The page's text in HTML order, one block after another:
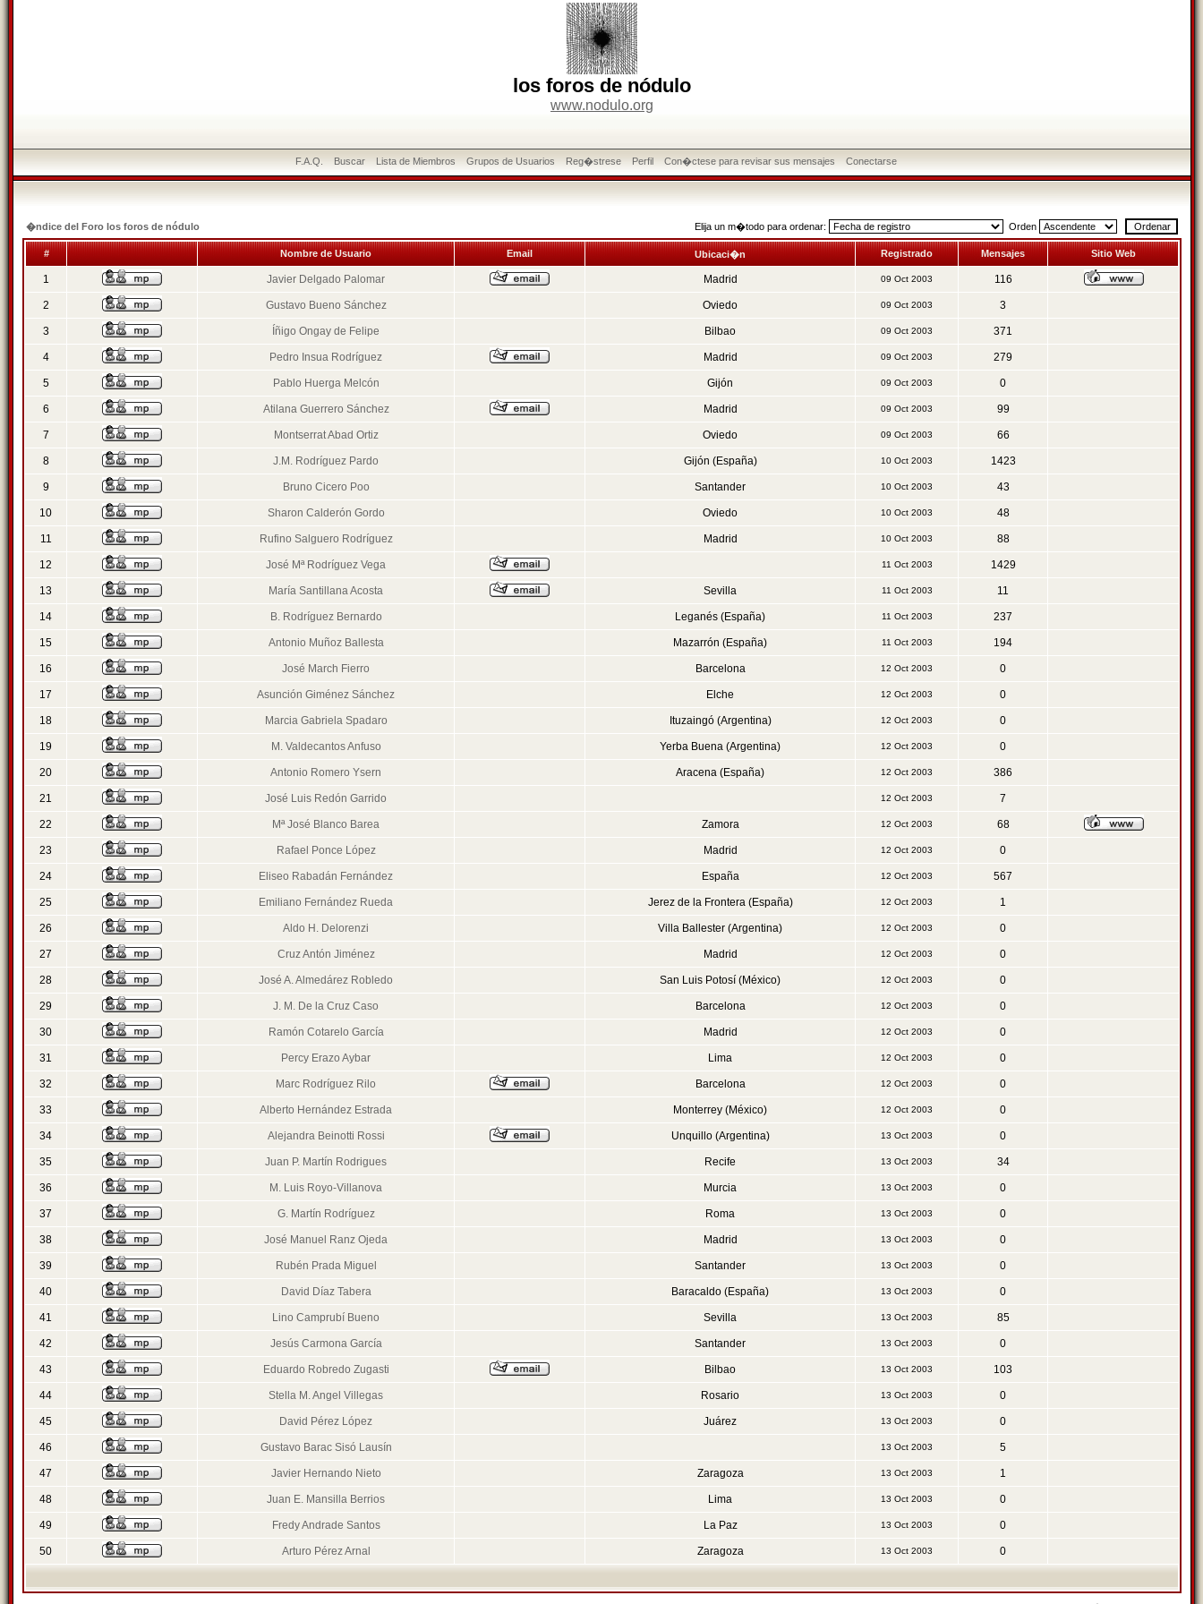
los foros de nódulo
www.nodulo.org
F.A.Q. Buscar Lista de Miembros Grupos de Usuarios Reg�strese Perfil Con�ctese para revisar sus mensajes Conectarse
�ndice del Foro los foros de nódulo Elija un m�todo para ordenar: Orden
# Nombre de Usuario Email Ubicaci�n Registrado Mensajes Sitio Web
1 Javier Delgado Palomar Madrid 09 Oct 2003 116
2 Gustavo Bueno Sánchez Oviedo 09 Oct 2003 3
3 Íñigo Ongay de Felipe Bilbao 09 Oct 2003 371
4 Pedro Insua Rodríguez Madrid 09 Oct 2003 279
5 Pablo Huerga Melcón Gijón 09 Oct 2003 0
6 Atilana Guerrero Sánchez Madrid 09 Oct 2003 99
7 Montserrat Abad Ortiz Oviedo 09 Oct 2003 66
8 J.M. Rodríguez Pardo Gijón (España) 10 Oct 2003 1423
9 Bruno Cicero Poo Santander 10 Oct 2003 43
10 Sharon Calderón Gordo Oviedo 10 Oct 2003 48
11 Rufino Salguero Rodríguez Madrid 10 Oct 2003 88
12 José Mª Rodríguez Vega 11 Oct 2003 1429
13 María Santillana Acosta Sevilla 11 Oct 2003 11
14 B. Rodríguez Bernardo Leganés (España) 11 Oct 2003 237
15 Antonio Muñoz Ballesta Mazarrón (España) 11 Oct 2003 194
16 José March Fierro Barcelona 12 Oct 2003 0
17 Asunción Giménez Sánchez Elche 12 Oct 2003 0
18 Marcia Gabriela Spadaro Ituzaingó (Argentina) 12 Oct 2003 0
19 M. Valdecantos Anfuso Yerba Buena (Argentina) 12 Oct 2003 0
20 Antonio Romero Ysern Aracena (España) 12 Oct 2003 386
21 José Luis Redón Garrido 12 Oct 2003 7
22 Mª José Blanco Barea Zamora 12 Oct 2003 68
23 Rafael Ponce López Madrid 12 Oct 2003 0
24 Eliseo Rabadán Fernández España 12 Oct 2003 567
25 Emiliano Fernández Rueda Jerez de la Frontera (España) 12 Oct 2003 1
26 Aldo H. Delorenzi Villa Ballester (Argentina) 12 Oct 2003 0
27 Cruz Antón Jiménez Madrid 12 Oct 2003 0
28 José A. Almedárez Robledo San Luis Potosí (México) 12 Oct 2003 0
29 J. M. De la Cruz Caso Barcelona 12 Oct 2003 0
30 Ramón Cotarelo García Madrid 12 Oct 2003 0
31 Percy Erazo Aybar Lima 12 Oct 2003 0
32 Marc Rodríguez Rilo Barcelona 12 Oct 2003 0
33 Alberto Hernández Estrada Monterrey (México) 12 Oct 2003 0
34 Alejandra Beinotti Rossi Unquillo (Argentina) 13 Oct 2003 0
35 Juan P. Martín Rodrigues Recife 13 Oct 2003 34
36 M. Luis Royo-Villanova Murcia 13 Oct 2003 0
37 G. Martín Rodríguez Roma 13 Oct 2003 0
38 José Manuel Ranz Ojeda Madrid 13 Oct 2003 0
39 Rubén Prada Miguel Santander 13 Oct 2003 0
40 David Díaz Tabera Baracaldo (España) 13 Oct 2003 0
41 Lino Camprubí Bueno Sevilla 13 Oct 2003 85
42 Jesús Carmona García Santander 13 Oct 2003 0
43 Eduardo Robredo Zugasti Bilbao 13 Oct 2003 103
44 Stella M. Angel Villegas Rosario 13 Oct 2003 0
45 David Pérez López Juárez 13 Oct 2003 0
46 Gustavo Barac Sisó Lausín 13 Oct 2003 5
47 Javier Hernando Nieto Zaragoza 13 Oct 2003 1
48 Juan E. Mansilla Berrios Lima 13 Oct 2003 0
49 Fredy Andrade Santos La Paz 13 Oct 2003 0
50 Arturo Pérez Arnal Zaragoza 13 Oct 2003 0